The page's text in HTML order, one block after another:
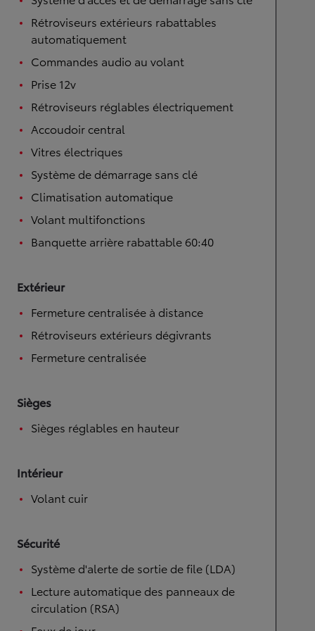
Rétroviseurs extérieurs rabattables
automatiquement
Commandes audio au volant
Prise 12v
Rétroviseurs réglables électriquement
Accoudoir central
Vitres électriques
Système de démarrage sans clé
Climatisation automatique
Volant multifonctions
Banquette arrière rabattable 60:40
Extérieur
Fermeture centralisée à distance
Rétroviseurs extérieurs dégivrants
Fermeture centralisée
Sièges
Sièges réglables en hauteur
Intérieur
Volant cuir
Sécurité
Système d'alerte de sortie de file (LDA)
Lecture automatique des panneaux de
circulation (RSA)